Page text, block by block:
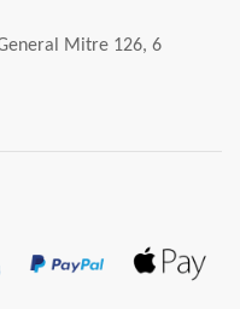
General Mitre 126, 6